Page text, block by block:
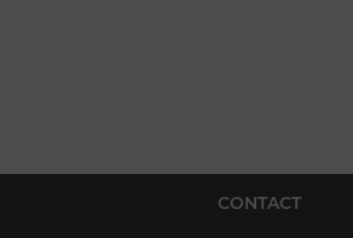
CONTACT